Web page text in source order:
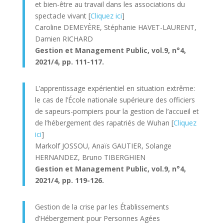
et bien-être au travail dans les associations du
spectacle vivant [Cliquez ici]
Caroline DEMEYÈRE, Stéphanie HAVET-LAURENT,
Damien RICHARD
Gestion et Management Public, vol.9, n°4,
2021/4, pp. 111-117.
L’apprentissage expérientiel en situation extrême:
le cas de l’École nationale supérieure des officiers
de sapeurs-pompiers pour la gestion de l’accueil et
de l’hébergement des rapatriés de Wuhan [Cliquez
ici]
Markolf JOSSOU, Anaïs GAUTIER, Solange
HERNANDEZ, Bruno TIBERGHIEN
Gestion et Management Public, vol.9, n°4,
2021/4, pp. 119-126.
Gestion de la crise par les Établissements
d’Hébergement pour Personnes Agées